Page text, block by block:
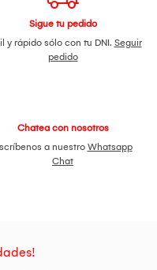
Sigue tu pedido
y rápido sólo con tu DNI. Seguir
pedido
Chatea con nosotros
a nuestro Whatsapp
Chat